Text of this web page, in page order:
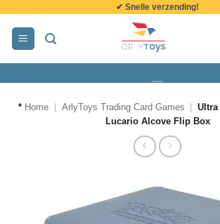
inhoud
✔ Snelle verzending!
* Home ArlyToys Trading Card Games
Lucario Alcove Flip Box